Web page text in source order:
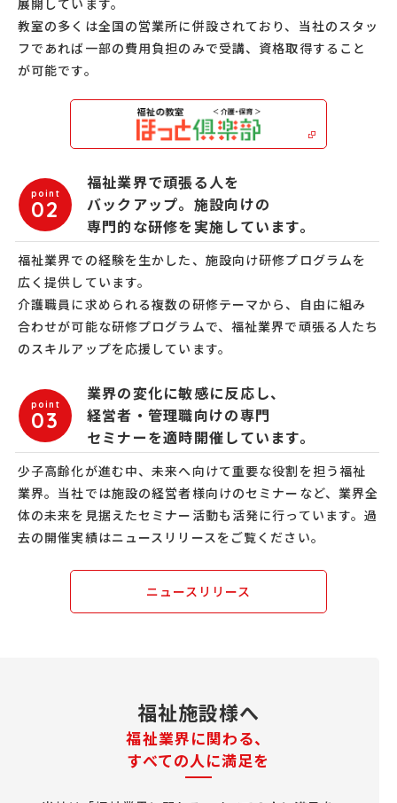
展開しています。
教室の多くは全国の営業所に併設されており、当社のスタッ
フであれば一部の費用負担のみで受講、資格取得すること
が可能です。
point
02
福祉業界で頑張る人を
バックアップ。施設向けの
専門的な研修を実施しています。
福祉業界での経験を生かした、施設向け研修プログラムを
広く提供しています。
介護職員に求められる複数の研修テーマから、自由に組み
合わせが可能な研修プログラムで、福祉業界で頑張る人たち
のスキルアップを応援しています。
point
03
業界の変化に敏感に反応し、
経営者・管理職向けの専門
セミナーを適時開催しています。
少子高齢化が進む中、未来へ向けて重要な役割を担う福祉
業界。当社では施設の経営者様向けのセミナーなど、業界全
体の未来を見据えたセミナー活動も活発に行っています。過
去の開催実績はニュースリリースをご覧ください。
ニュースリリース
福祉施設様へ
福祉業界に関わる、
すべての人に満足を